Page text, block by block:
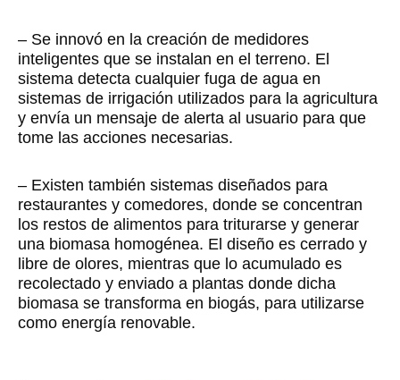
– Se innovó en la creación de medidores
inteligentes que se instalan en el terreno. El
sistema detecta cualquier fuga de agua en
sistemas de irrigación utilizados para la agricultura
y envía un mensaje de alerta al usuario para que
tome las acciones necesarias.
– Existen también sistemas diseñados para
restaurantes y comedores, donde se concentran
los restos de alimentos para triturarse y generar
una biomasa homogénea. El diseño es cerrado y
libre de olores, mientras que lo acumulado es
recolectado y enviado a plantas donde dicha
biomasa se transforma en biogás, para utilizarse
como energía renovable.